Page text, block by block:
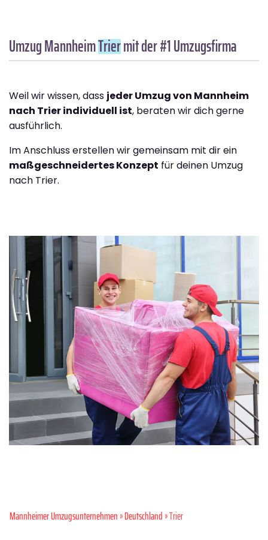
Umzug MannheimTriermit der #1 Umzugsfirma
Weil wir wissen, dass jeder Umzug von Mannheim
nach Trier individuell ist, beraten wir dich gerne
ausführlich.
Im Anschluss erstellen wir gemeinsam mit dir ein
maßgeschneidertes Konzept für deinen Umzug
nach Trier.
Mannheimer Umzugsunternehmen»Deutschland» Trier